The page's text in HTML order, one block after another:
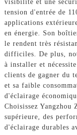
visibilité et une
tension d'entrée de
applications
en énergie. Son
le rendent très
difficiles. De plus,
à installer et
clients de gagner du
et sa faible
d'éclairage
Choisissez
supérieure, des
d'éclairage durables